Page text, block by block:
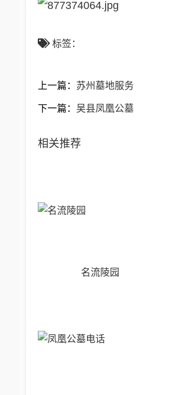
标签：
上一篇： 苏州墓地服务
下一篇： 吴县凤凰公墓
相关推荐
名流陵园